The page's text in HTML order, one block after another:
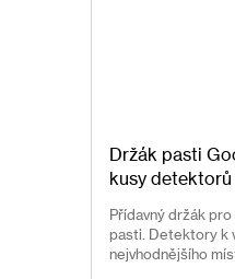
Držák pasti
kusy detektorů
Přídavný držák
pasti. Detektory k
nejvhodnějšího